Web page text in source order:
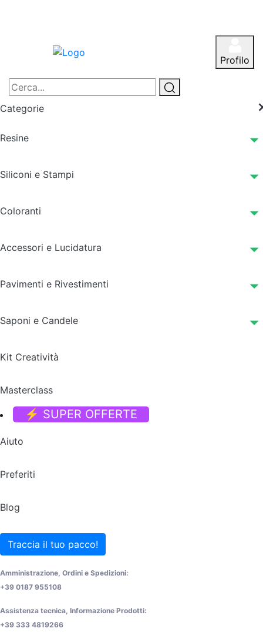
Profilo
Categorie
Resine
Siliconi e Stampi
Coloranti
Accessori e Lucidatura
Pavimenti e Rivestimenti
Saponi e Candele
Kit Creatività
Masterclass
⚡ SUPER OFFERTE
Aiuto
Preferiti
Blog
Traccia il tuo pacco!
Amministrazione, Ordini e Spedizioni:
+39 0187 955108
Assistenza tecnica, Informazione Prodotti:
+39 333 4819266